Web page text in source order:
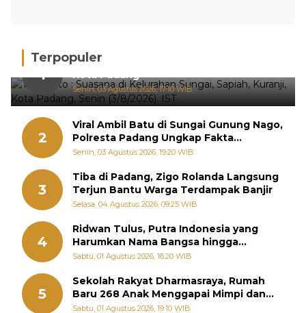
Terpopuler
1
Hujan Deras, 15 Titik Banjir Terdeteksi di
Kota Padang
Senin, 03 Agustus 2026, 17:10 WIB
2
Viral Ambil Batu di Sungai Gunung Nago,
Polresta Padang Ungkap Fakta
Sebenarnya
Senin, 03 Agustus 2026, 19:20 WIB
3
Tiba di Padang, Zigo Rolanda Langsung
Terjun Bantu Warga Terdampak Banjir
Selasa, 04 Agustus 2026, 09:25 WIB
4
Ridwan Tulus, Putra Indonesia yang
Harumkan Nama Bangsa hingga
Diabadikan dalam Buku Jepang
Sabtu, 01 Agustus 2026, 16:20 WIB
5
Sekolah Rakyat Dharmasraya, Rumah
Baru 268 Anak Menggapai Mimpi dan
Memutus Rantai Kemiskinan
Sabtu, 01 Agustus 2026, 19:10 WIB